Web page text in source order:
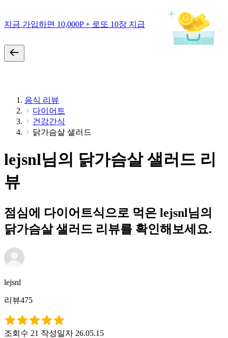
지금 가입하면 10,000P + 로또 10장 지급
음식 리뷰
다이어트
건강간식
닭가슴살 샐러드
lejsnl님의 닭가슴살 샐러드 리
뷰
점심에 다이어트식으로 먹은 lejsnl님의
닭가슴살 샐러드 리뷰를 확인해보세요.
lejsnl
리뷰475
조회수 21 작성일자 26.05.15